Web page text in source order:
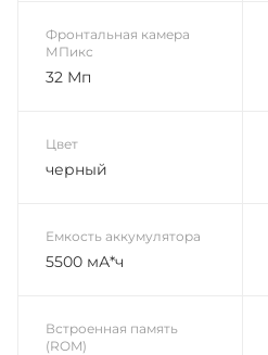
Фронтальная камера
МПикс
32 Мп
Цвет
черный
Емкость аккумулятора
5500 мА*ч
Встроенная память
(ROM)